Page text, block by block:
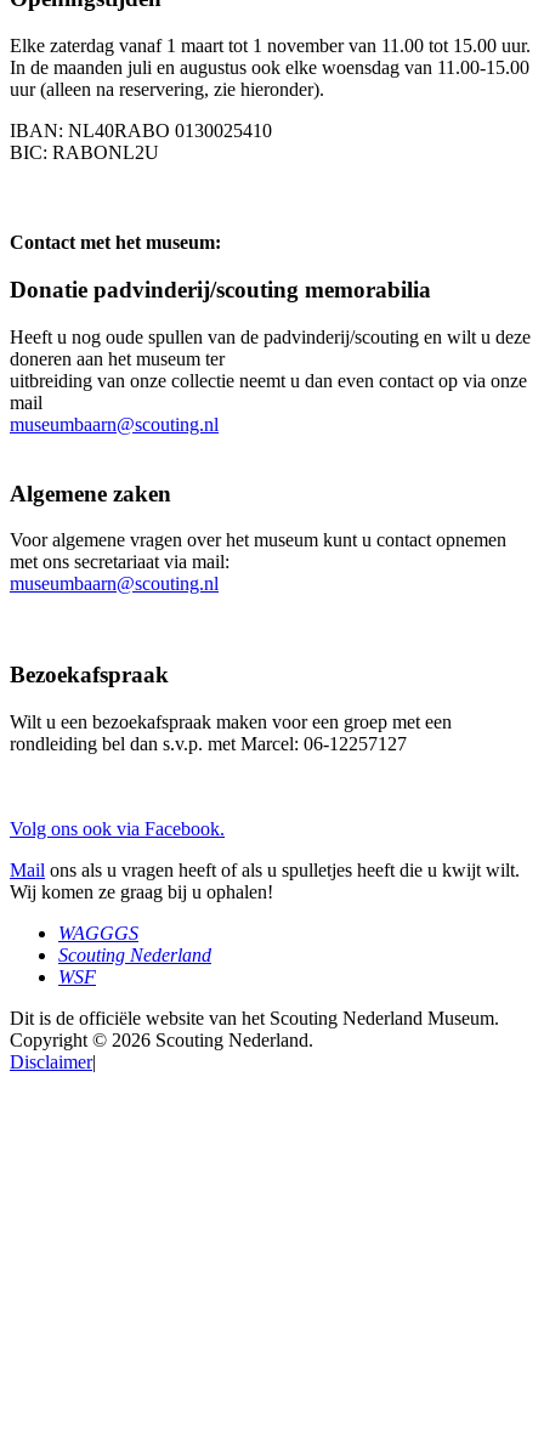
Elke zaterdag vanaf 1 maart tot 1 november van 11.00 tot 15.00 uur.
In de maanden juli en augustus ook elke woensdag van 11.00-15.00
uur (alleen na reservering, zie hieronder).
IBAN: NL40RABO 0130025410
BIC: RABONL2U
Contact met het museum:
Donatie padvinderij/scouting memorabilia
Heeft u nog oude spullen van de padvinderij/scouting en wilt u deze
doneren aan het museum ter
uitbreiding van onze collectie neemt u dan even contact op via onze
mail
museumbaarn@scouting.nl
Algemene zaken
Voor algemene vragen over het museum kunt u contact opnemen
met ons secretariaat via mail:
museumbaarn@scouting.nl
Bezoekafspraak
Wilt u een bezoekafspraak maken voor een groep met een
rondleiding bel dan s.v.p. met Marcel: 06-12257127
Volg ons ook via Facebook.
Mail ons als u vragen heeft of als u spulletjes heeft die u kwijt wilt.
Wij komen ze graag bij u ophalen!
WAGGGS
Scouting Nederland
WSF
Dit is de officiële website van het Scouting Nederland Museum.
Copyright © 2026 Scouting Nederland.
Disclaimer|